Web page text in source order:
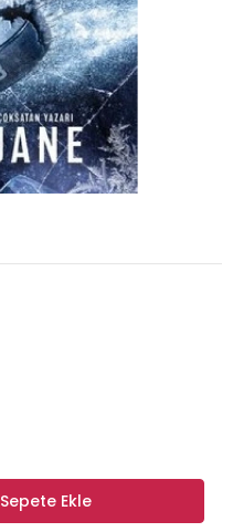
Sepete Ekle